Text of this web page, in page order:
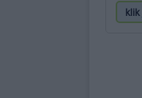
klik